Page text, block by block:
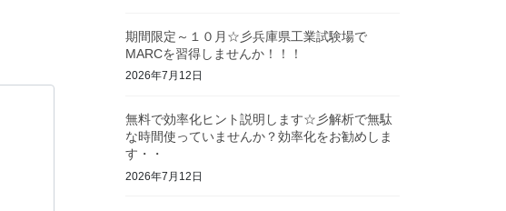
期間限定～１０月☆彡兵庫県工業試験場で
MARCを習得しませんか！！！
2026年7月12日
無料で効率化ヒント説明します☆彡解析で無駄
な時間使っていませんか？効率化をお勧めしま
す・・
2026年7月12日